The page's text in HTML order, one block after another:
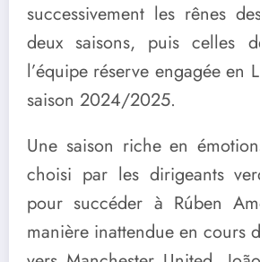
successivement les rênes
deux saisons, puis celles
l’équipe réserve engagée en
saison 2024/2025.
Une saison riche en
choisi par les dirigeants
pour succéder à Rúben
manière inattendue en cours